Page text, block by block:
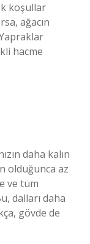
koşullar
ağacın
hacme
daha kalın
olduğunca az
ve tüm
dalları daha
gövde de